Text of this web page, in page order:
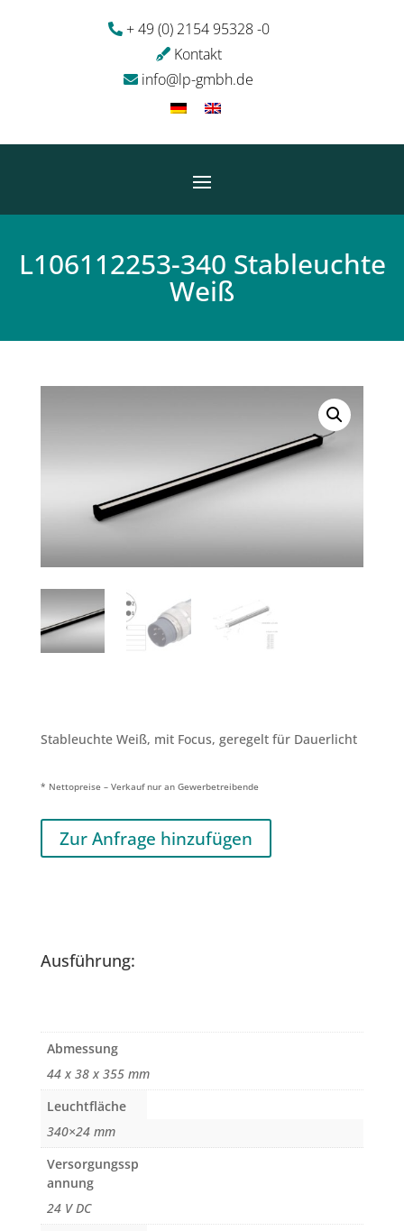
+ 49 (0) 2154 95328 -0
Kontakt
info@lp-gmbh.de
L106112253-340 Stableuchte
Weiß
Stableuchte Weiß, mit Focus, geregelt für Dauerlicht
* Nettopreise – Verkauf nur an Gewerbetreibende
Zur Anfrage hinzufügen
Ausführung:
Abmessung
44 x 38 x 355 mm
Leuchtfläche
340×24 mm
Versorgungssp
annung
24 V DC